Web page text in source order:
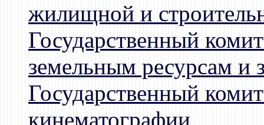
жилищной и
Государственный
земельным ресурсам и
Государственный
кинематографии